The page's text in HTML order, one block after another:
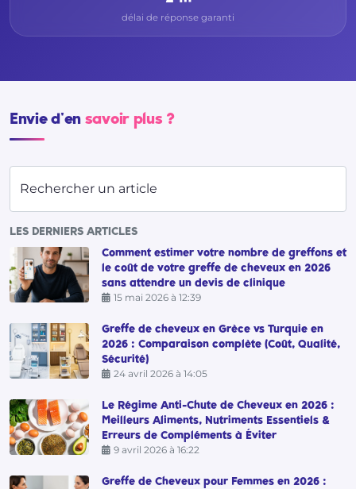
délai de réponse garanti
Envie d'en savoir plus ?
Rechercher un article
LES DERNIERS ARTICLES
Comment estimer votre nombre de greffons et
le coût de votre greffe de cheveux en 2026
sans attendre un devis de clinique
15 mai 2026 à 12:39
Greffe de cheveux en Grèce vs Turquie en
2026 : Comparaison complète (Coût, Qualité,
Sécurité)
24 avril 2026 à 14:05
Le Régime Anti-Chute de Cheveux en 2026 :
Meilleurs Aliments, Nutriments Essentiels &
Erreurs de Compléments à Éviter
9 avril 2026 à 16:22
Greffe de Cheveux pour Femmes en 2026 :